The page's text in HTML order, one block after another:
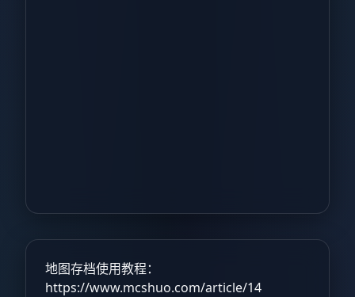
地图存档使用教程：
https://www.mcshuo.com/article/14